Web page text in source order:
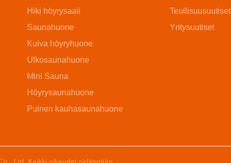
Hiki höyrysaali
Saunahuone
Kuiva höyryhuone
Ulkosaunahuone
Mini Sauna
Höyrysaunahuone
Puinen kauhasaunahuone
Teollisuusuutiset
Yritysuutiset